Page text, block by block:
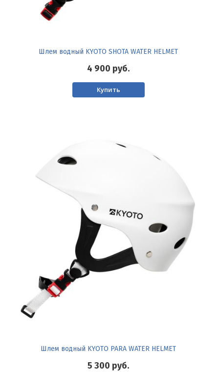
Шлем водный KYOTO SHOTA WATER HELMET
4 900 руб.
Купить
Шлем водный KYOTO PARA WATER HELMET
5 300 руб.